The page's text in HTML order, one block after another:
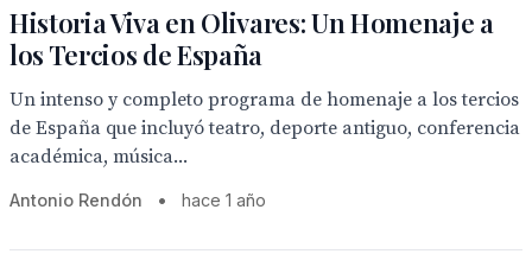
Historia Viva en Olivares: Un Homenaje a
los Tercios de España
Un intenso y completo programa de homenaje a los tercios
de España que incluyó teatro, deporte antiguo, conferencia
académica, música...
Antonio Rendón • hace 1 año